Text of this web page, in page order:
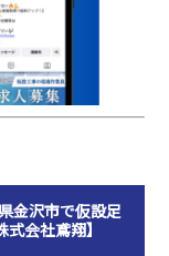
金沢市で仮設足
会社鳶翔】